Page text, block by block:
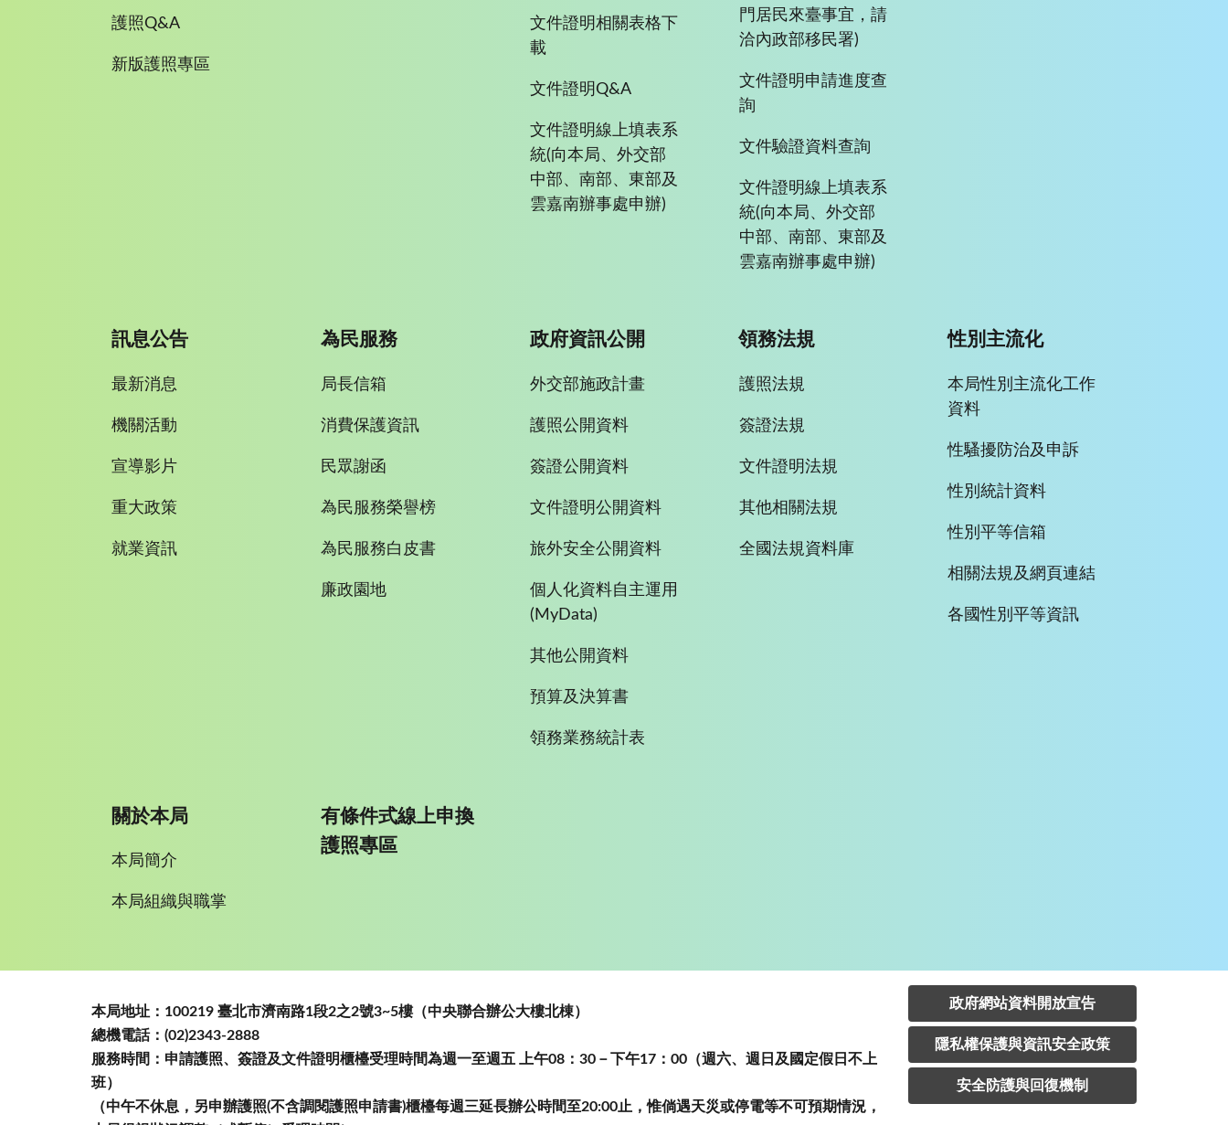
護照Q&A
新版護照專區
文件證明相關表格下
載
文件證明Q&A
文件證明線上填表系
統(向本局、外交部
中部、南部、東部及
雲嘉南辦事處申辦)
門居民來臺事宜，請
洽內政部移民署)
文件證明申請進度查
詢
文件驗證資料查詢
文件證明線上填表系
統(向本局、外交部
中部、南部、東部及
雲嘉南辦事處申辦)
訊息公告
最新消息
機關活動
宣導影片
重大政策
就業資訊
為民服務
局長信箱
消費保護資訊
民眾謝函
為民服務榮譽榜
為民服務白皮書
廉政園地
政府資訊公開
外交部施政計畫
護照公開資料
簽證公開資料
文件證明公開資料
旅外安全公開資料
個人化資料自主運用
(MyData)
其他公開資料
預算及決算書
領務業務統計表
領務法規
護照法規
簽證法規
文件證明法規
其他相關法規
全國法規資料庫
性別主流化
本局性別主流化工作
資料
性騷擾防治及申訴
性別統計資料
性別平等信箱
相關法規及網頁連結
各國性別平等資訊
關於本局
本局簡介
本局組織與職掌
有條件式線上申換
護照專區
本局地址：100219 臺北市濟南路1段2之2號3~5樓（中央聯合辦公大樓北棟）
總機電話：(02)2343-2888
服務時間：申請護照、簽證及文件證明櫃檯受理時間為週一至週五 上午08：30－下午17：00（週六、週日及國定假日不上
班）
（中午不休息，另申辦護照(不含調閱護照申請書)櫃檯每週三延長辦公時間至20:00止，惟倘遇天災或停電等不可預期情況，
政府網站資料開放宣告
隱私權保護與資訊安全政策
安全防護與回復機制